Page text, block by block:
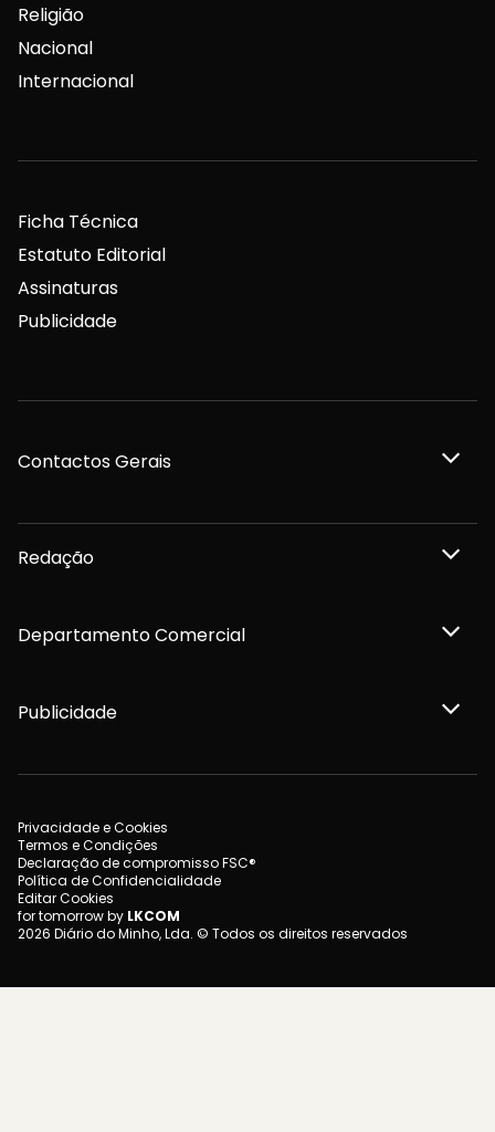
Religião
Nacional
Internacional
Ficha Técnica
Estatuto Editorial
Assinaturas
Publicidade
Contactos Gerais
Redação
Departamento Comercial
Publicidade
Privacidade e Cookies
Termos e Condições
Declaração de compromisso FSC®
Política de Confidencialidade
Editar Cookies
for tomorrow by LKCOM
2026 Diário do Minho, Lda. © Todos os direitos reservados